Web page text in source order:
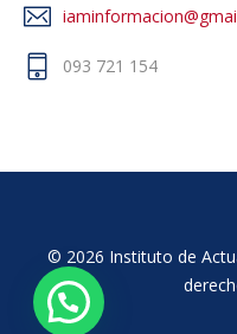
093 721 154
© 2026 Instituto de